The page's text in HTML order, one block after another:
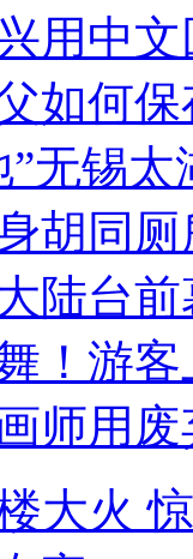
用中
如何
”无锡
胡同
陆台
！游客
师用
大火